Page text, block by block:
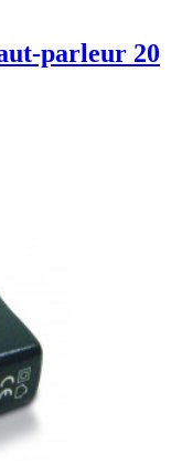
parleur 20